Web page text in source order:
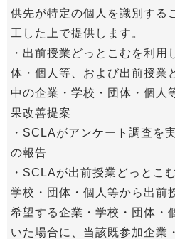
供先が特定の個人を識別する
工した上で提供します。
・出前授業どっとこむを利用
体・個人等、および出前授業
中の企業・学校・団体・個人
果改善提案
・SCLAがアンケート調査を
の報告
・SCLAが出前授業どっとこ
学校・団体・個人等から出前
希望する企業・学校・団体・
いた場合に、当該既参加企業